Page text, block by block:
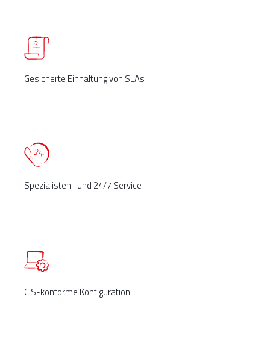
Gesicherte Einhaltung von SLAs
Spezialisten- und 24/7 Service
CIS-konforme Konfiguration